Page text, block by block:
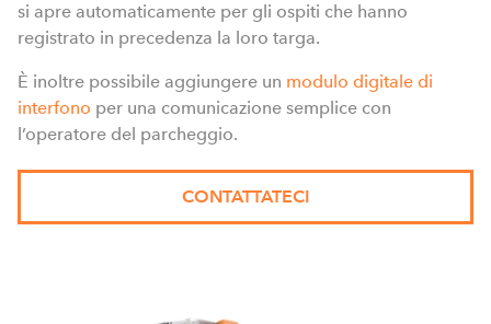
si apre automaticamente per gli ospiti che hanno
registrato in precedenza la loro targa.
È inoltre possibile aggiungere un modulo digitale di
interfono per una comunicazione semplice con
l’operatore del parcheggio.
CONTATTATECI